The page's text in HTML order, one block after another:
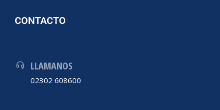
CONTACTO
LLAMANOS
02302 608600